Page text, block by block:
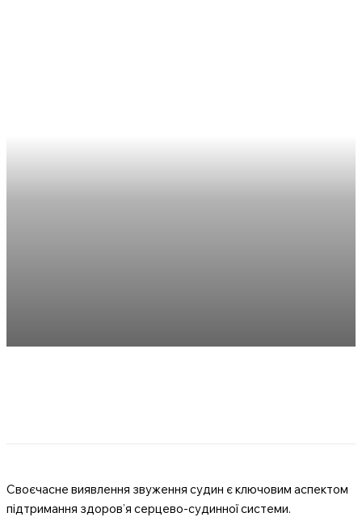
Своєчасне виявлення звуження судин є ключовим аспектом
підтримання здоров’я серцево-судинної системи.